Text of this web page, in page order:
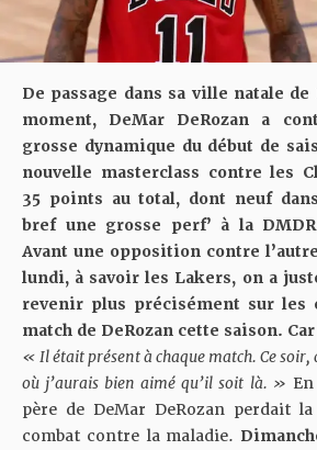
De passage dans sa ville natale
moment, DeMar DeRozan a
grosse dynamique du début de
nouvelle masterclass contre les
35 points au total, dont neuf
bref une grosse perf’ à la
Avant une opposition contre
lundi, à savoir les Lakers, on a
revenir plus précisément sur les
match de DeRozan cette saison.
« Il était présent à chaque match. Ce soir,
où j’aurais bien aimé qu’il soit là. »
père de DeMar DeRozan perdait
combat contre la maladie.